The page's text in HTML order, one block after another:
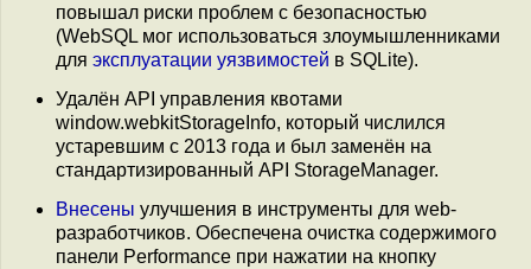
повышал риски проблем с безопасностью
(WebSQL мог использоваться злоумышленниками
для эксплуатации уязвимостей в SQLite).
Удалён API управления квотами
window.webkitStorageInfo, который числился
устаревшим с 2013 года и был заменён на
стандартизированный API StorageManager.
Внесены улучшения в инструменты для web-
разработчиков. Обеспечена очистка содержимого
панели Performance при нажатии на кнопку